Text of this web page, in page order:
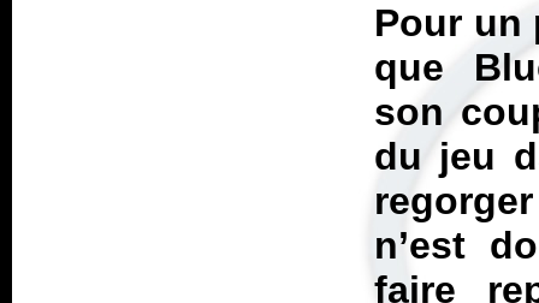
Pour un
que
son
du jeu
n’est
faire